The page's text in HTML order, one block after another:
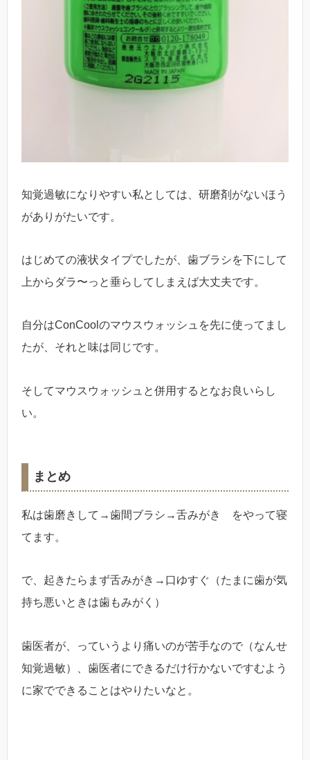
知覚過敏になりやすい私としては、研磨剤がないほう
がありがたいです。
はじめての液状タイプでしたが、歯ブラシを下にして
上からダラ〜っと垂らしてしまえば大丈夫です。
自分はConCoolのマウスウォッシュを先に使ってまし
たが、それと味は同じです。
そしてマウスウォッシュと併用するとなお良いらし
い。
まとめ
私は歯磨きして→歯間ブラシ→舌みがき をやって寝
てます。
で、起きたらまず舌みがき→口ゆすぐ（たまに歯が気
持ち悪いときは歯もみがく）
歯医者が、っていうより痛いのが苦手なので（なんせ
知覚過敏）、歯医者にできるだけ行かないですむよう
に家でできることはやりたいなと。